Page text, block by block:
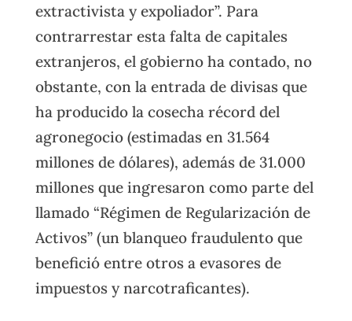
extractivista y expoliador”. Para
contrarrestar esta falta de capitales
extranjeros, el gobierno ha contado, no
obstante, con la entrada de divisas que
ha producido la cosecha récord del
agronegocio (estimadas en 31.564
millones de dólares), además de 31.000
millones que ingresaron como parte del
llamado “Régimen de Regularización de
Activos” (un blanqueo fraudulento que
benefició entre otros a evasores de
impuestos y narcotraficantes).